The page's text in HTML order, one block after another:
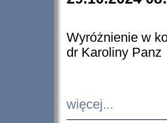
Wyróżnienie w
dr Karoliny Panz
więcej...